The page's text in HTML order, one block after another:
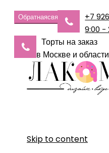
Обратнаясвязь
+7
9:00 -
Торты на заказ
в Москве и области
Skip to content